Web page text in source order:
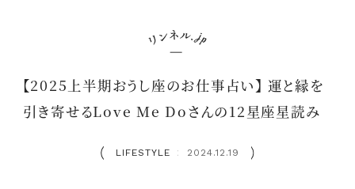
【2025上半期おうし座のお仕事占い】 運と縁を
引き寄せるLove Me Doさんの12星座星読み
LIFESTYLE ： 2024.12.19